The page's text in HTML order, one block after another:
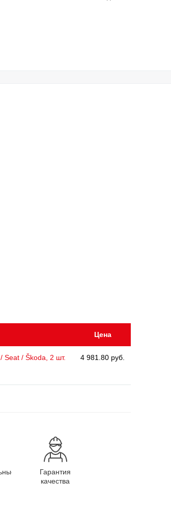
Цена
Seat / Škoda, 2 шт. 4 981.80 руб.
Гарантия
качества